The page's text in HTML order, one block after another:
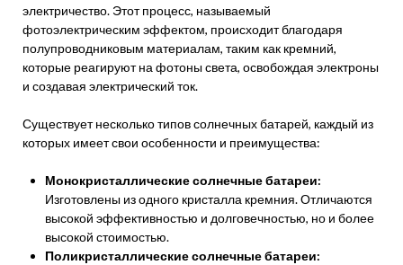
электричество. Этот процесс, называемый
фотоэлектрическим эффектом, происходит благодаря
полупроводниковым материалам, таким как кремний,
которые реагируют на фотоны света, освобождая электроны
и создавая электрический ток.
Существует несколько типов солнечных батарей, каждый из
которых имеет свои особенности и преимущества:
Монокристаллические солнечные батареи:
Изготовлены из одного кристалла кремния. Отличаются
высокой эффективностью и долговечностью, но и более
высокой стоимостью.
Поликристаллические солнечные батареи: